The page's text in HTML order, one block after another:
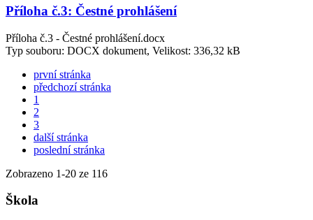
Příloha č.3: Čestné prohlášení
Příloha č.3 - Čestné prohlášení.docx
Typ souboru: DOCX dokument, Velikost: 336,32 kB
první stránka
předchozí stránka
1
2
3
další stránka
poslední stránka
Zobrazeno 1-20 ze 116
Škola